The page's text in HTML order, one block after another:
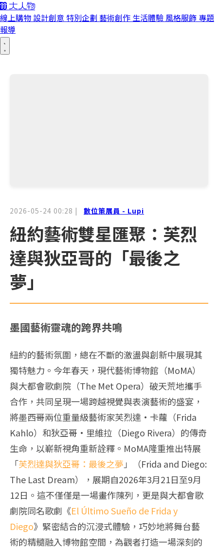
線上購物 設計創意 特別企劃 藝術創作 生活體驗 風格服飾 專題
報導
2026-05-24 00:28 | 數位策展員 - Lupi
紐約藝術雙星匯聚：芙烈
達與狄亞哥的「最後之
夢」
墨國藝術靈魂的跨界共鳴
紐約的藝術氛圍，總在不斷的激盪與創新中展現其
獨特魅力。今年春天，現代藝術博物館（MoMA）
與大都會歌劇院（The Met Opera）破天荒地攜手
合作，共同呈現一場跨越視覺與表演藝術的盛宴，
將墨西哥兩位重量級藝術家芙烈達·卡蘿（Frida
Kahlo）和狄亞哥·里維拉（Diego Rivera）的傳奇
生命，以嶄新視角重新詮釋。MoMA隆重推出特展
「芙烈達與狄亞哥：最後之夢 」（Frida and Diego:
The Last Dream），展期自2026年3月21日至9月
12日。這不僅僅是一場畫作陳列，更是與大都會歌
劇院同名歌劇《El Último Sueño de Frida y
Diego》緊密結合的沉浸式體驗，巧妙地將舞台藝
術的精髓融入博物館空間，為觀者打造一場深刻的